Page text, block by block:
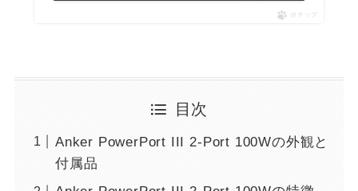
ポチップ
目次
Anker PowerPort III 2-Port 100Wの外観と
付属品